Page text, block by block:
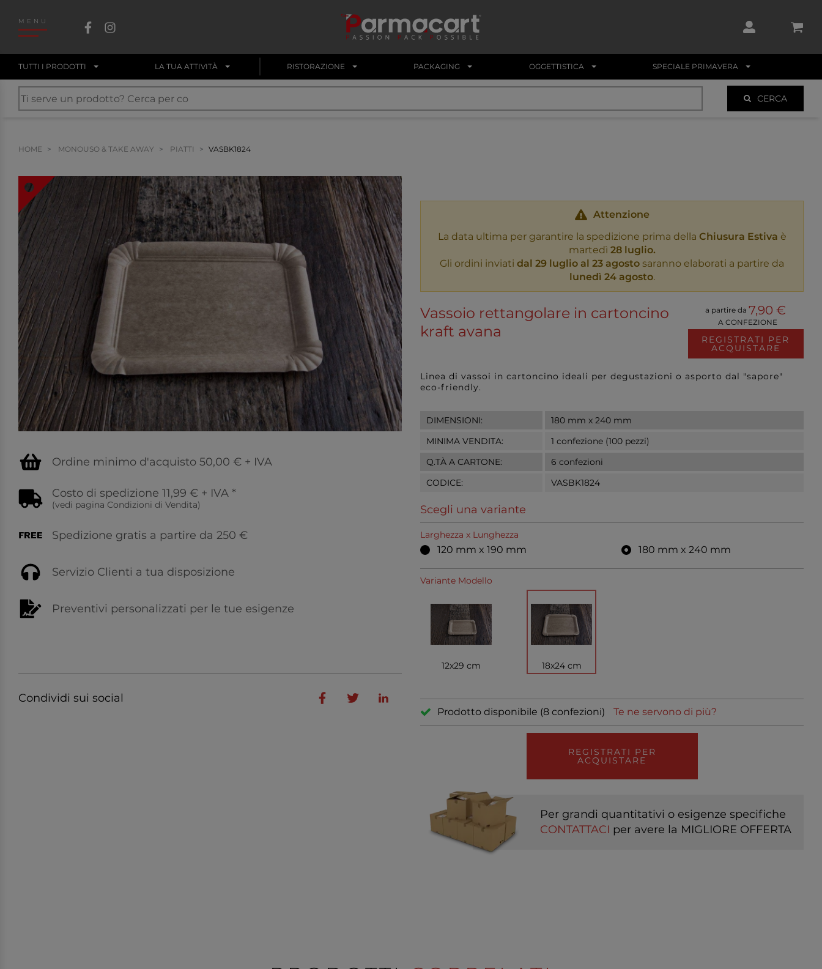
MENU
TUTTI I PRODOTTI LA TUA ATTIVITÀ RISTORAZIONE PACKAGING OGGETTISTICA SPECIALE PRIMAVERA
CERCA
HOME MONOUSO & TAKE AWAY PIATTI VASBK1824
Ordine minimo d'acquisto 50,00 € + IVA
Costo di spedizione 11,99 € + IVA *
(vedi pagina Condizioni di Vendita)
Spedizione gratis a partire da 250 €
Servizio Clienti a tua disposizione
Preventivi personalizzati per le tue esigenze
Condividi sui social
Attenzione
La data ultima per garantire la spedizione prima della Chiusura Estiva è
martedì 28 luglio.
Gli ordini inviati dal 29 luglio al 23 agosto saranno elaborati a partire da
lunedì 24 agosto.
Vassoio rettangolare in cartoncino
kraft avana
a partire da7,90 €
A CONFEZIONE
REGISTRATI PER
ACQUISTARE
Linea di vassoi in cartoncino ideali per degustazioni o asporto dal "sapore"
eco-friendly.
DIMENSIONI:
180 mm x 240 mm
MINIMA VENDITA:
1 confezione (100 pezzi)
Q.TÀ A CARTONE:
6 confezioni
CODICE:
VASBK1824
Scegli una variante
Larghezza x Lunghezza
120 mm x 190 mm 180 mm x 240 mm
Variante Modello
12x29 cm 18x24 cm
Prodotto disponibile (8 confezioni) Te ne servono di più?
REGISTRATI PER
ACQUISTARE
Per grandi quantitativi o esigenze specifiche
CONTATTACI per avere la MIGLIORE OFFERTA